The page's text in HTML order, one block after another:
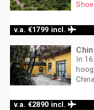
v.a. €1799 incl.
v.a. €2890 incl.
In